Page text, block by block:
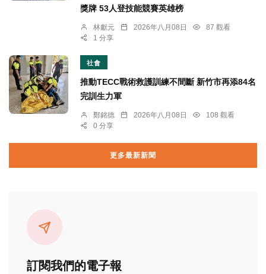
獎牌 53人登技能競賽英雄榜
林獻元 2026年八月08日
87 觀看
1 分享
社會
推動TECC戰術救護訓練不間斷 新竹市再添84名
完訓生力軍
鄭銘德 2026年八月08日
108 觀看
0 分享
更多最新新聞
訂閱我們的電子報